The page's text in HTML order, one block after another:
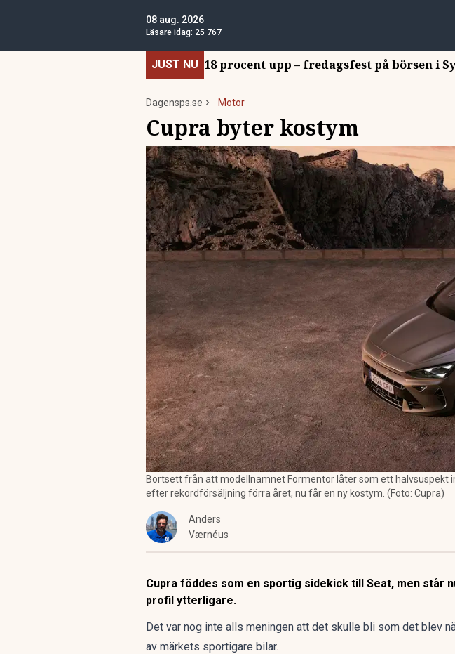
08 aug. 2026
Läsare idag: 25 767
JUST NU 18 procent upp – fredagsfest på börsen i
Dagensps.se Motor
Cupra byter kostym
Bortsett från att modellnamnet Formentor låter som ett
efter rekordförsäljning förra året, nu får en ny kostym. (Foto: Cupra)
Anders
Værnéus
Cupra föddes som en sportig sidekick till Seat, men står
profil ytterligare.
Det var nog inte alls meningen att det skulle bli som det blev
av märkets sportigare bilar.